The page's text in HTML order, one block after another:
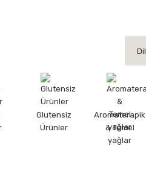
Glutensiz
Ürünler
Aromaterapik
& Temel
yağlar